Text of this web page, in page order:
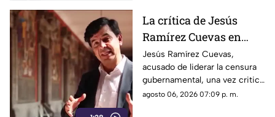
La crítica de Jesús
Ramírez Cuevas en
2013 se vuelve
relevante en la censura
actual
Jesús Ramírez Cuevas,
acusado de liderar la censura
gubernamental, una vez criticó
abiertamente en 2013 la
agosto 06, 2026 07:09 p. m.